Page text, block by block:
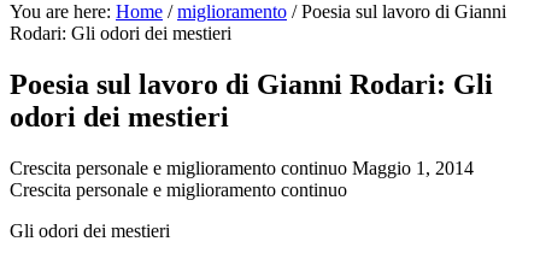
You are here: Home /miglioramento /Poesia sul lavoro di Gianni
Rodari: Gli odori dei mestieri
Poesia sul lavoro di Gianni Rodari: Gli
odori dei mestieri
Crescita personale e miglioramento continuo Maggio 1, 2014
Crescita personale e miglioramento continuo
Gli odori dei mestieri